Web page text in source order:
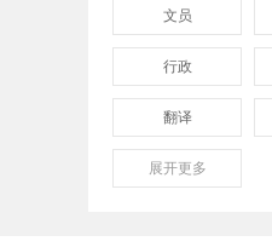
文员
行政
翻译
保险
展开更多